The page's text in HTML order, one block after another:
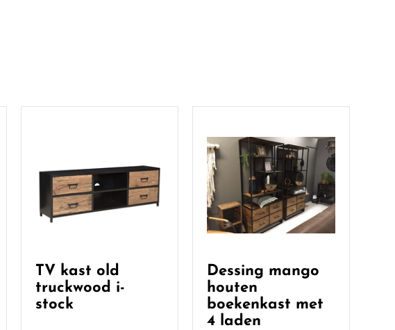
TV kast old
truckwood i-
stock
Dessing mango
houten
boekenkast met
4 laden